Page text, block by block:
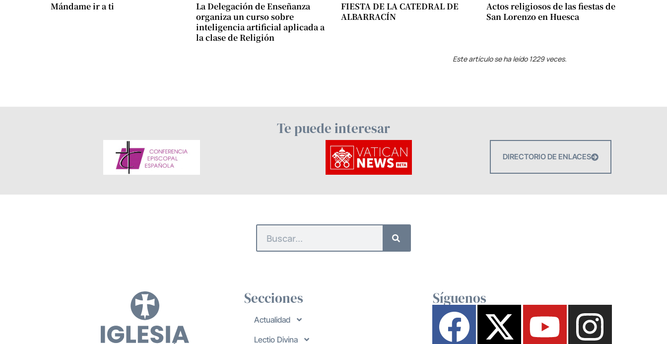
Mándame ir a ti
La Delegación de Enseñanza
organiza un curso sobre
inteligencia artificial aplicada a
la clase de Religión
FIESTA DE LA CATEDRAL DE
ALBARRACÍN
Actos religiosos de las fiestas de
San Lorenzo en Huesca
Este artículo se ha leído 1229 veces.
Te puede interesar
DIRECTORIO DE ENLACES
Secciones
Actualidad
Lectio Divina
Síguenos